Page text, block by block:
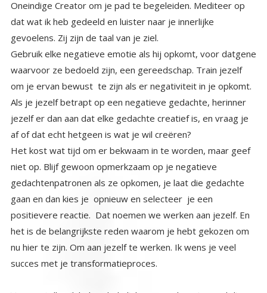
gevoelens. Zij zijn de taal van je ziel.
Gebruik elke negatieve emotie als hij opkomt, voor datgene
waarvoor ze bedoeld zijn, een gereedschap. Train jezelf
om je ervan bewust te zijn als er negativiteit in je opkomt.
Als je jezelf betrapt op een negatieve gedachte, herinner
jezelf er dan aan dat elke gedachte creatief is, en vraag je
af of dat echt hetgeen is wat je wil creëren?
Het kost wat tijd om er bekwaam in te worden, maar geef
niet op. Blijf gewoon opmerkzaam op je negatieve
gedachtenpatronen als ze opkomen, je laat die gedachte
gaan en dan kies je opnieuw en selecteer je een
positievere reactie. Dat noemen we werken aan jezelf. En
het is de belangrijkste reden waarom je hebt gekozen om
nu hier te zijn. Om aan jezelf te werken. Ik wens je veel
succes met je transformatieproces.